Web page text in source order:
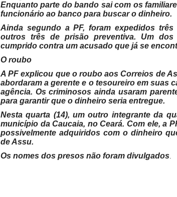
Enquanto parte do bando sai com os
funcionário ao banco para buscar o dinheiro.
Ainda segundo a PF, foram expedidos
outros três de prisão preventiva. Um
cumprido contra um acusado que já se
O roubo
A PF explicou que o roubo aos Correios de
abordaram a gerente e o tesoureiro em suas
agência. Os criminosos ainda usaram
para garantir que o dinheiro seria entregue.
Nesta quarta (14), um outro integrante da
município da Caucaia, no Ceará. Com ele, a
possivelmente adquiridos com o dinheiro
de Assu.
Os nomes dos presos não foram divulgados